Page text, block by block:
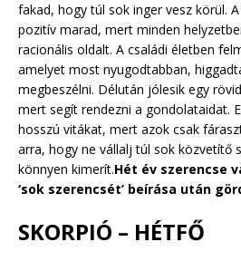
fakad, hogy túl sok inger vesz körül.
pozitív marad, mert minden
racionális oldalt. A családi életben
amelyet most nyugodtabban,
megbeszélni. Délután jólesik egy
mert segít rendezni a gondolataidat.
hosszú vitákat, mert azok csak
arra, hogy ne vállalj túl sok közvetítő
könnyen kimerít.Hét év szerencse
‘sok szerencsét’ beírása után
SKORPIÓ – HÉTFŐ